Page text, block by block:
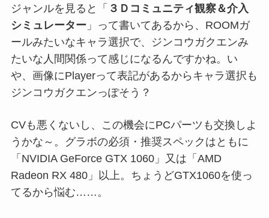
ジャンルを見ると「 ３Ｄコミュニティ観察＆介入
シミュレーター 」って書いてあるから、ROOMガ
ールみたいなキャラ選択で、ジンコウガクエンみ
たいな人間関係って感じになるんですかね。い
や、画像にPlayerって表記があるからキャラ選択も
ジンコウガクエンっぽそう？
CVも悪くないし、この機会にPCパーツも交換しよ
うかな～。グラボの必須・推奨スペックはともに
「NVIDIA GeForce GTX 1060」又は「AMD
Radeon RX 480」以上。ちょうどGTX1060を使っ
てるから悩む……。